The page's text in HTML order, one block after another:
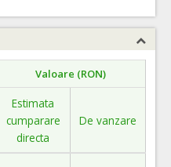
Valoare (RON)
Estimata
cumparare
directa
De vanzare